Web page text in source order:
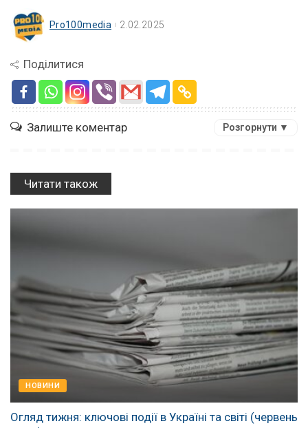
Pro100media 2.02.2025
Поділитися
Залиште коментар Розгорнути ▼
Читати також
НОВИНИ
Огляд тижня: ключові події в Україні та світі (червень